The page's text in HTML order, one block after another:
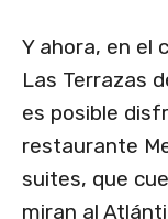
Y ahora, en el
Las Terrazas
es posible
restaurante
suites, que
miran al